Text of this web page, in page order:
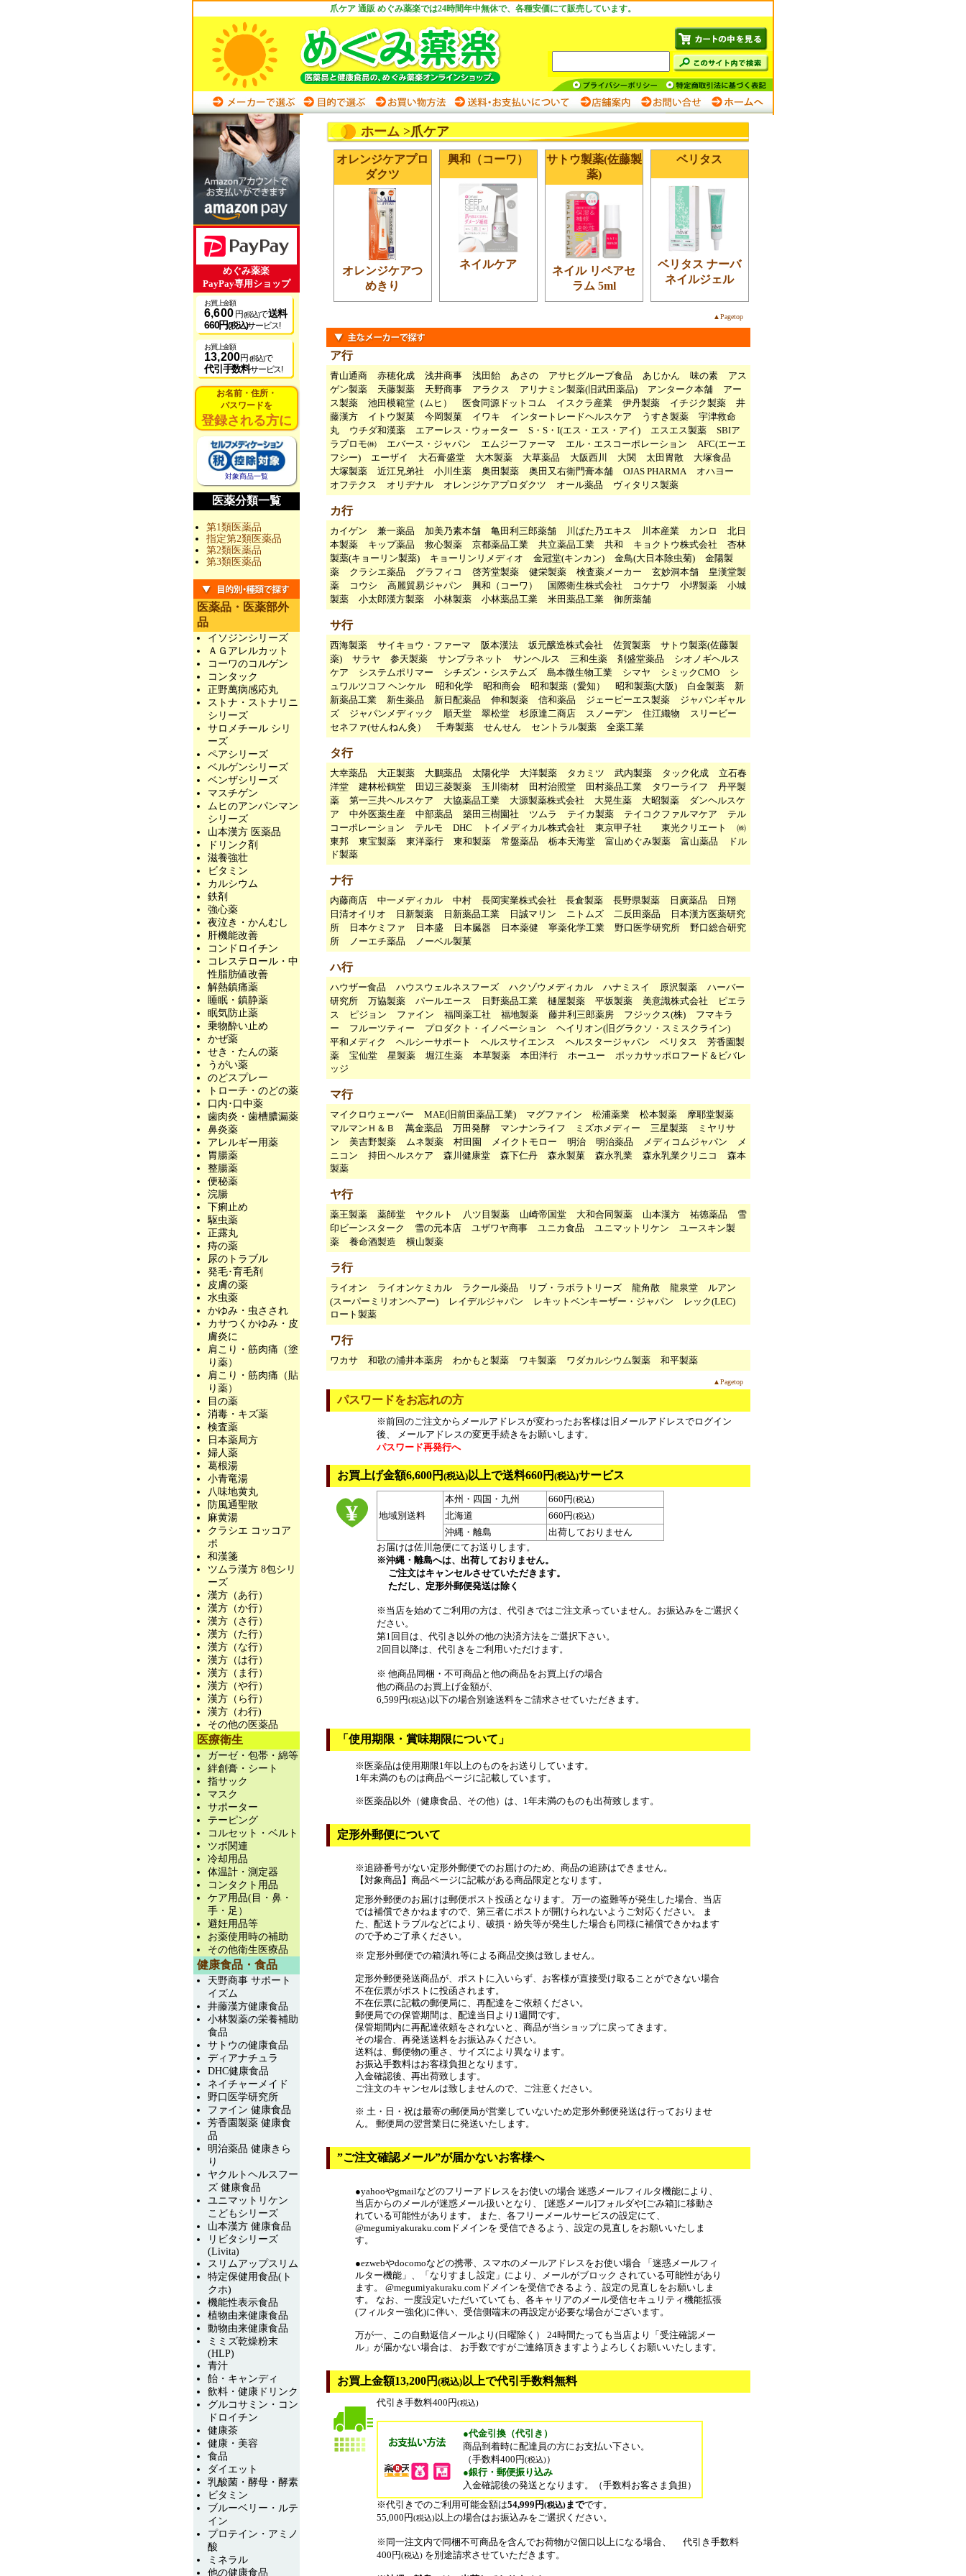
爪ケア 通販 めぐみ薬楽では24時間年中無休で、各種安価にて販売しています。
ホーム>爪ケア
オレンジケアプロ
ダクツ
オレンジケアつ
めきり
興和（コーワ）
ネイルケア
サトウ製薬(佐藤製
薬)
ネイル リペアセ
ラム 5ml
ベリタス
ベリタス ナーバ
ネイルジェル
▲Pagetop
ア行
青山通商 赤穂化成 浅井商事 浅田飴 あさの アサヒグループ食品 あじかん 味の素
アス
ゲン製薬
天藤製薬 天野商事 アラクス アリナミン製薬(旧武田薬品) アンターク本舗
アー
ス製薬
池田模範堂（ムヒ） 医食同源ドットコム イスクラ産業 伊丹製薬 イチジク製薬
井
藤漢方
イトウ製菓 今岡製菓 イワキ インタートレードヘルスケア うすき製薬
宇津救命
丸
ウチダ和漢薬 エアーレス・ウォーター S・S・I(エス・エス・アイ) エスエス製薬
SBIア
ラプロモ㈱
エバース・ジャパン エムジーファーマ エル・エスコーポレーション
AFC(エーエ
フシー)
エーザイ 大石膏盛堂 大木製薬 大草薬品 大阪西川 大関 太田胃散
大塚食品
大塚製薬
近江兄弟社 小川生薬 奥田製薬 奥田又右衛門膏本舗 OJAS PHARMA
オハヨー
オフテクス
オリヂナル オレンジケアプロダクツ オール薬品 ヴィタリス製薬
カ行
カイゲン 兼一薬品 加美乃素本舗 亀田利三郎薬舗 川ばた乃エキス 川本産業 カンロ
北日
本製薬
キップ薬品 救心製薬 京都薬品工業 共立薬品工業 共和 キョクトウ株式会社
杏林
製薬(キョーリン製薬)
キョーリンリメディオ 金冠堂(キンカン) 金鳥(大日本除虫菊)
金陽製
薬
クラシエ薬品 グラフィコ 啓芳堂製薬 健栄製薬 検査薬メーカー 玄妙洞本舗
皇漢堂製
薬
コウシ 高麗貿易ジャパン 興和（コーワ） 国際衛生株式会社 コケナワ 小堺製薬
小城
製薬
小太郎漢方製薬 小林製薬 小林薬品工業 米田薬品工業 御所薬舗
サ行
西海製薬 サイキョウ・ファーマ 阪本漢法 坂元醸造株式会社 佐賀製薬
サトウ製薬(佐藤製
薬)
サラヤ 参天製薬 サンプラネット サンヘルス 三和生薬 剤盛堂薬品
シオノギヘルス
ケア
システムポリマー シチズン・システムズ 島本微生物工業 シマヤ シミックCMO
シ
ュワルツコフ ヘンケル
昭和化学 昭和商会 昭和製薬（愛知） 昭和製薬(大阪) 白金製薬
新
新薬品工業
新生薬品 新日配薬品 伸和製薬 信和薬品 ジェーピーエス製薬
ジャパンギャル
ズ
ジャパンメディック 順天堂 翠松堂 杉原達二商店 スノーデン 住江織物
スリービー
セネファ(せんねん灸）
千寿製薬 せんせん セントラル製薬 全薬工業
タ行
大幸薬品 大正製薬 大鵬薬品 太陽化学 大洋製薬 タカミツ 武内製薬 タック化成
立石春
洋堂
建林松鶴堂 田辺三菱製薬 玉川衛材 田村治照堂 田村薬品工業 タワーライフ
丹平製
薬
第一三共ヘルスケア 大協薬品工業 大源製薬株式会社 大晃生薬 大昭製薬
ダンヘルスケ
ア
中外医薬生産 中部薬品 築田三樹園社 ツムラ テイカ製薬 テイコクファルマケア
テル
コーポレーション
テルモ DHC トイメディカル株式会社 東京甲子社 東光クリエート
㈱
東邦
東宝製薬 東洋薬行 東和製薬 常盤薬品 栃本天海堂 富山めぐみ製薬 富山薬品
ドル
ド製薬
ナ行
内藤商店 中一メディカル 中村 長岡実業株式会社 長倉製薬 長野県製薬 日廣薬品
日翔
日清オイリオ
日新製薬 日新薬品工業 日誠マリン ニトムズ 二反田薬品
日本漢方医薬研究
所
日本ケミファ 日本盛 日本臓器 日本薬健 寧薬化学工業 野口医学研究所
野口総合研究
所
ノーエチ薬品 ノーベル製菓
ハ行
ハウザー食品 ハウスウェルネスフーズ ハクゾウメディカル ハナミスイ 原沢製薬
ハーバー
研究所
万協製薬 パールエース 日野薬品工業 樋屋製薬 平坂製薬 美意識株式会社
ピエラ
ス
ピジョン ファイン 福岡薬工社 福地製薬 藤井利三郎薬房 フジックス(株)
フマキラ
ー
フルーツティー プロダクト・イノベーション
ヘイリオン(旧グラクソ・スミスクライン)
平和メディク
ヘルシーサポート ヘルスサイエンス ヘルスタージャパン ベリタス
芳香園製
薬
宝仙堂 星製薬 堀江生薬 本草製薬 本田洋行 ホーユー
ポッカサッポロフード＆ビバレ
ッジ
マ行
マイクロウェーバー MAE(旧前田薬品工業) マグファイン 松浦薬業 松本製薬
摩耶堂製薬
マルマンＨ＆Ｂ
萬金薬品 万田発酵 マンナンライフ ミズホメディー 三星製薬
ミヤリサ
ン
美吉野製薬 ムネ製薬 村田園 メイクトモロー 明治 明治薬品 メディコムジャパン
メ
ニコン
持田ヘルスケア 森川健康堂 森下仁丹 森永製菓 森永乳業 森永乳業クリニコ
森本
製薬
ヤ行
薬王製薬 薬師堂 ヤクルト 八ツ目製薬 山崎帝国堂 大和合同製薬 山本漢方 祐徳薬品
雪
印ビーンスターク
雪の元本店 ユザワヤ商事 ユニカ食品 ユニマットリケン
ユースキン製
薬
養命酒製造 横山製薬
ラ行
ライオン ライオンケミカル ラクール薬品 リブ・ラボラトリーズ 龍角散 龍泉堂
ルアン
(スーパーミリオンヘアー)
レイデルジャパン レキットベンキーザー・ジャパン
レック(LEC)
ロート製薬
ワ行
ワカサ 和歌の浦井本薬房 わかもと製薬 ワキ製薬 ワダカルシウム製薬 和平製薬
▲Pagetop
パスワードをお忘れの方
※前回のご注文からメールアドレスが変わったお客様は旧メールアドレスでログイン
後、 メールアドレスの変更手続きをお願いします。
パスワード再発行へ
お買上げ金額6,600円 (税込)以上で送料660円 (税込)サービス
地域別送料
本州・四国・九州 660円(税込)
北海道 660円(税込)
沖縄・離島
出荷しておりません
お届けは佐川急便にてお送りします。
※沖縄・離島へは、出荷しておりません。
ご注文はキャンセルさせていただきます。
ただし、定形外郵便発送は除く
※当店を始めてご利用の方は、代引きではご注文承っていません。お振込みをご選択く
ださい。
第1回目は、代引き以外の他の決済方法をご選択下さい。
2回目以降は、代引きをご利用いただけます。
※ 他商品同梱・不可商品と他の商品をお買上げの場合
他の商品のお買上げ金額が、
6,599円(税込)以下の場合別途送料をご請求させていただきます。
「使用期限・賞味期限について」
※医薬品は使用期限1年以上のものをお送りしています。
1年未満のものは商品ページに記載しています。
※医薬品以外（健康食品、その他）は、1年未満のものも出荷致します。
定形外郵便について
※追跡番号がない定形外郵便でのお届けのため、商品の追跡はできません。
【対象商品】商品ページに記載がある商品限定となります。
定形外郵便のお届けは郵便ポスト投函となります。 万一の盗難等が発生した場合、当店
では補償できかねますので、第三者にポストが開けられないようご対応ください。 ま
た、配送トラブルなどにより、破損・紛失等が発生した場合も同様に補償できかねます
ので予めご了承ください。
※ 定形外郵便での箱潰れ等による商品交換は致しません。
定形外郵便発送商品が、ポストに入いらず、お客様が直接受け取ることができない場合
不在伝票がポストに投函されます。
不在伝票に記載の郵便局に、再配達をご依頼ください。
郵便局での保管期間は、配達当日より1週間です。
保管期間内に再配達依頼をされないと、商品が当ショップに戻ってきます。
その場合、再発送送料をお振込みください。
送料は、郵便物の重さ、サイズにより異なります。
お振込手数料はお客様負担となります。
入金確認後、再出荷致します。
ご注文のキャンセルは致しませんので、ご注意ください。
※ 土・日・祝は最寄の郵便局が営業していないため定形外郵便発送は行っておりませ
ん。 郵便局の翌営業日に発送いたします。
”ご注文確認メール”が届かないお客様へ
●yahooやgmailなどのフリーアドレスをお使いの場合 迷惑メールフィルタ機能により、
当店からのメールが迷惑メール扱いとなり、 [迷惑メール]フォルダや[ごみ箱]に移動さ
れている可能性があります。 また、各フリーメールサービスの設定にて、
@megumiyakuraku.comドメインを 受信できるよう、設定の見直しをお願いいたしま
す。
●ezwebやdocomoなどの携帯、スマホのメールアドレスをお使い場合 「迷惑メールフィ
ルター機能」、「なりすまし設定」により、メールがブロック されている可能性があり
ます。 @megumiyakuraku.comドメインを受信できるよう、設定の見直しをお願いしま
す。 なお、一度設定いただいていても、各キャリアのメール受信セキュリティ機能拡張
(フィルター強化)に伴い、受信側端末の再設定が必要な場合がございます。
万が一、この自動返信メールより(日曜除く） 24時間たっても当店より「受注確認メー
ル」が届かない場合は、 お手数ですがご連絡頂きますようよろしくお願いいたします。
お買上金額13,200円 (税込)以上で代引手数料無料
代引き手数料400円(税込)
●代金引換（代引き）
商品到着時に配達員の方にお支払い下さい。
（手数料400円(税込)）
●銀行・郵便振り込み
入金確認後の発送となります。（手数料お客さま負担）
※代引きでのご利用可能金額は54,999円(税込)までです。
55,000円(税込)以上の場合はお振込みをご選択ください。
※同一注文内で同梱不可商品を含んでお荷物が2個口以上になる場合、 代引き手数料
400円(税込)を別途請求させていただきます。
めぐみ薬楽
PayPay専用ショップ
お買上金額
6,600 円(税込)で送料
660円(税込)サービス!
お買上金額
13,200円 (税込)で
代引手数料サービス!
お名前・住所・
パスワードを
登録される方に
対象商品一覧
医薬分類一覧
第1類医薬品
指定第2類医薬品
第2類医薬品
第3類医薬品
医薬品・医薬部外
品
イソジンシリーズ
ＡＧアレルカット
コーワのコルゲン
コンタック
正野萬病感応丸
ストナ・ストナリニ
シリーズ
サロメチール シリ
ーズ
ペアシリーズ
ベルゲンシリーズ
ベンザシリーズ
マスチゲン
ムヒのアンパンマン
シリーズ
山本漢方 医薬品
ドリンク剤
滋養強壮
ビタミン
カルシウム
鉄剤
強心薬
夜泣き・かんむし
肝機能改善
コンドロイチン
コレステロール・中
性脂肪値改善
解熱鎮痛薬
睡眠・鎮静薬
眠気防止薬
乗物酔い止め
かぜ薬
せき・たんの薬
うがい薬
のどスプレー
トローチ・のどの薬
口内･口中薬
歯肉炎・歯槽膿漏薬
鼻炎薬
アレルギー用薬
胃腸薬
整腸薬
便秘薬
浣腸
下痢止め
駆虫薬
正露丸
痔の薬
尿のトラブル
発毛･育毛剤
皮膚の薬
水虫薬
かゆみ・虫さされ
カサつくかゆみ・皮
膚炎に
肩こり・筋肉痛（塗
り薬）
肩こり・筋肉痛（貼
り薬）
目の薬
消毒・キズ薬
検査薬
日本薬局方
婦人薬
葛根湯
小青竜湯
八味地黄丸
防風通聖散
麻黄湯
クラシエ コッコア
ポ
和漢箋
ツムラ漢方 8包シリ
ーズ
漢方（あ行）
漢方（か行）
漢方（さ行）
漢方（た行）
漢方（な行）
漢方（は行）
漢方（ま行）
漢方（や行）
漢方（ら行）
漢方（わ行)
その他の医薬品
医療衛生
ガーゼ・包帯・綿等
絆創膏・シート
指サック
マスク
サポーター
テーピング
コルセット・ベルト
ツボ関連
冷却用品
体温計・測定器
コンタクト用品
ケア用品(目・鼻・
手・足）
避妊用品等
お薬使用時の補助
その他衛生医療品
健康食品・食品
天野商事 サポート
イズム
井藤漢方健康食品
小林製薬の栄養補助
食品
サトウの健康食品
ディアナチュラ
DHC健康食品
ネイチャーメイド
野口医学研究所
ファイン 健康食品
芳香園製薬 健康食
品
明治薬品 健康きら
り
ヤクルトヘルスフー
ズ 健康食品
ユニマットリケン
こどもシリーズ
山本漢方 健康食品
リビタシリーズ
(Livita)
スリムアップスリム
特定保健用食品(ト
クホ)
機能性表示食品
植物由来健康食品
動物由来健康食品
ミミズ乾燥粉末
(HLP)
青汁
飴・キャンディ
飲料・健康ドリンク
グルコサミン・コン
ドロイチン
健康茶
健康・美容
食品
ダイエット
乳酸菌・酵母・酵素
ビタミン
ブルーベリー・ルテ
イン
プロテイン・アミノ
酸
ミネラル
他の健康食品